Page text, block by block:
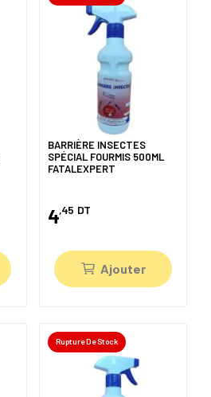
BARRIÈRE INSECTES
SPÉCIAL FOURMIS 500ML
FATALEXPERT
4,45 DT
Ajouter
Rupture De Stock